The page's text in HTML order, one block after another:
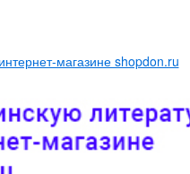
магазине shopdon.ru